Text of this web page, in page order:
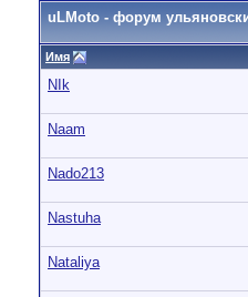
uLMoto - форум
Имя
NIk
Naam
Nado213
Nastuha
Nataliya